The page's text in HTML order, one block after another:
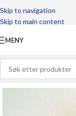
Skip to navigation
Skip to main content
MENY